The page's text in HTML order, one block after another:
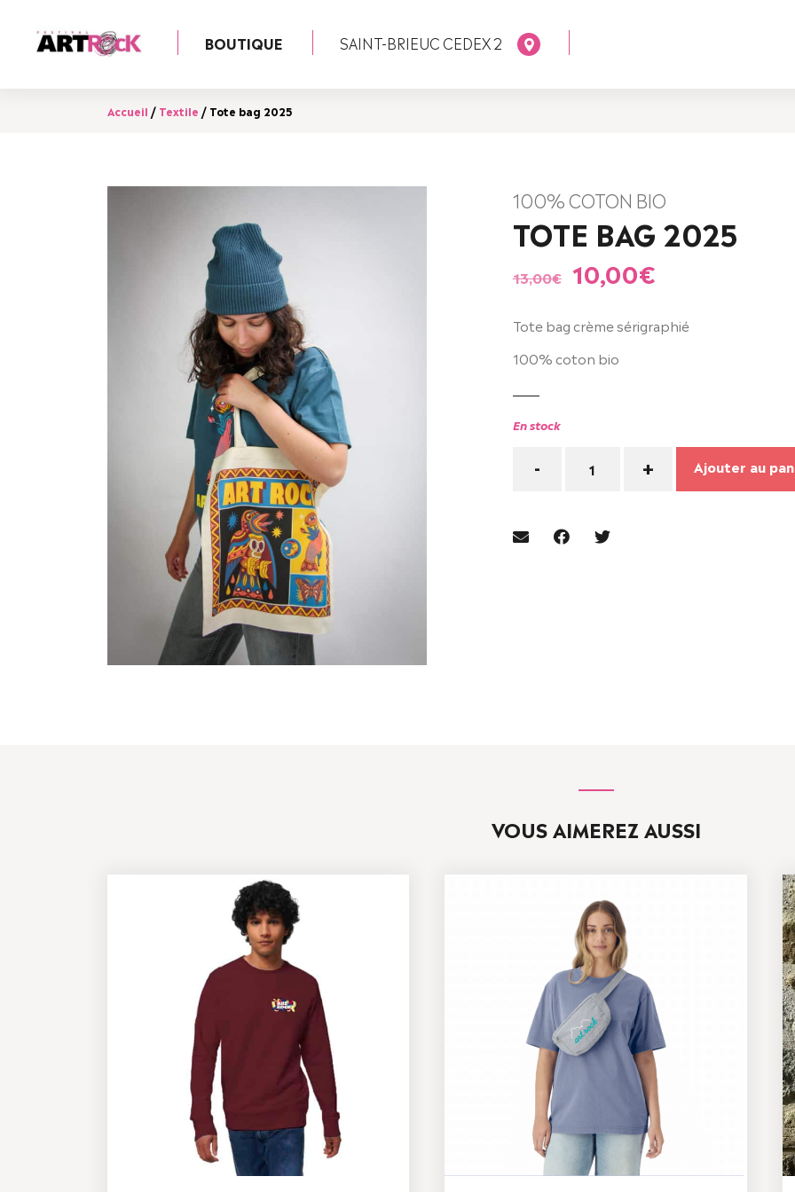
BOUTIQUE SAINT-BRIEUC CEDEX 2
Accueil / Textile / Tote bag 2025
100% COTON BIO
TOTE BAG 2025
13,00€ Le
prix
initial
était :
13,00€.
10,00€Le
prix
actuel
est :
Tote bag crème sérigraphié
100% coton bio
En stock
- + Ajouter au
VOUS AIMEREZ AUSSI